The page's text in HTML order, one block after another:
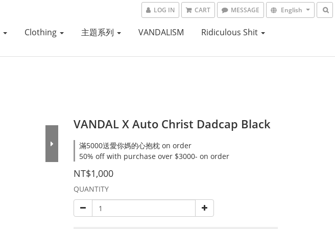
LOG IN CART MESSAGE English
Clothing 主題系列 VANDALISM Ridiculous Shit
VANDAL X Auto Christ Dadcap Black
滿5000送愛你媽的心抱枕 on order
50% off with purchase over $3000- on order
NT$1,000
QUANTITY